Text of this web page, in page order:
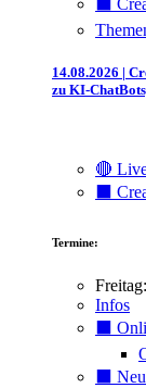
⬛️
14.08.2026 |
zu KI-
🔴
⬛️
Termine:
Infos
⬛️
⬛️